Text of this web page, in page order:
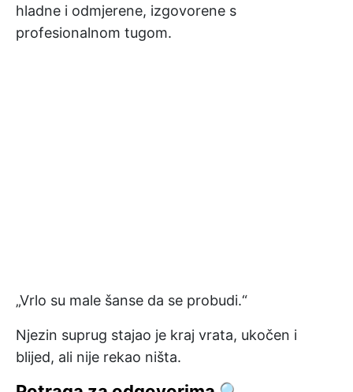
hladne i odmjerene, izgovorene s
profesionalnom tugom.
„Vrlo su male šanse da se probudi.“
Njezin suprug stajao je kraj vrata, ukočen i
blijed, ali nije rekao ništa.